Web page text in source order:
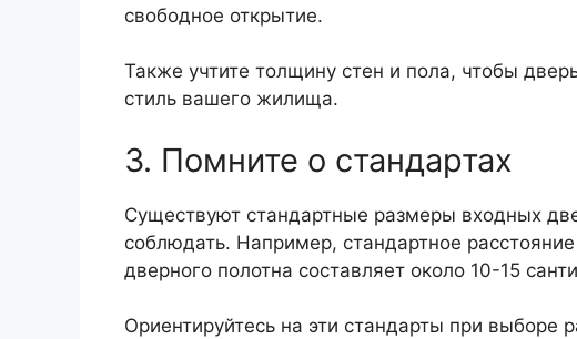
свободное открытие.
Также учтите толщину стен и пола, чтобы
стиль вашего жилища.
3. Помните о стандартах
Существуют стандартные размеры входных
соблюдать. Например, стандартное
дверного полотна составляет около 10-15
Ориентируйтесь на эти стандарты при выборе